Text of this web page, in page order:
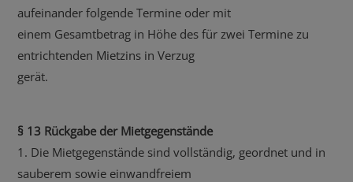
aufeinander folgende Termine oder mit
einem Gesamtbetrag in Höhe des für zwei Termine zu
entrichtenden Mietzins in Verzug
gerät.
§ 13 Rückgabe der Mietgegenstände
1. Die Mietgegenstände sind vollständig, geordnet und in
sauberem sowie einwandfreiem